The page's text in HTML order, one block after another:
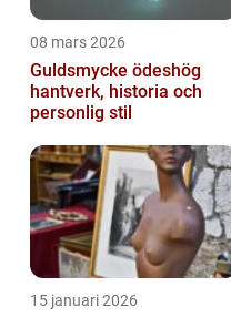
08 mars 2026
Guldsmycke ödeshög
hantverk, historia och
personlig stil
15 januari 2026